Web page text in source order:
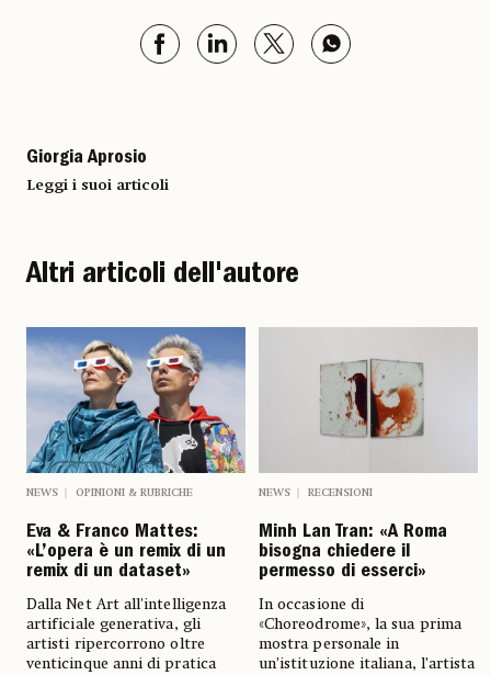
Giorgia Aprosio
Leggi i suoi articoli
Altri articoli dell'autore
NEWS OPINIONI & RUBRICHE
Eva & Franco Mattes:
«L’opera è un remix di un
remix di un dataset»
Dalla Net Art all'intelligenza
artificiale generativa, gli
artisti ripercorrono oltre
venticinque anni di pratica
NEWS RECENSIONI
Minh Lan Tran: «A Roma
bisogna chiedere il
permesso di esserci»
In occasione di
«Choreodrome», la sua prima
mostra personale in
un’istituzione italiana, l’artista